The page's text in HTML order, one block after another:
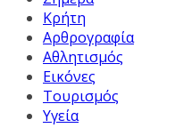
Κρήτη
Αρθρογραφία
Αθλητισμός
Εικόνες
Τουρισμός
Υγεία